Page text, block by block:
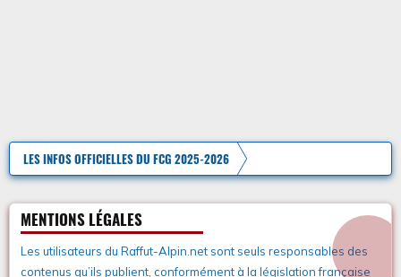
LES INFOS OFFICIELLES DU FCG 2025-2026
MENTIONS LÉGALES
Les utilisateurs du Raffut-Alpin.net sont seuls responsables des
contenus qu’ils publient, conformément à la législation française